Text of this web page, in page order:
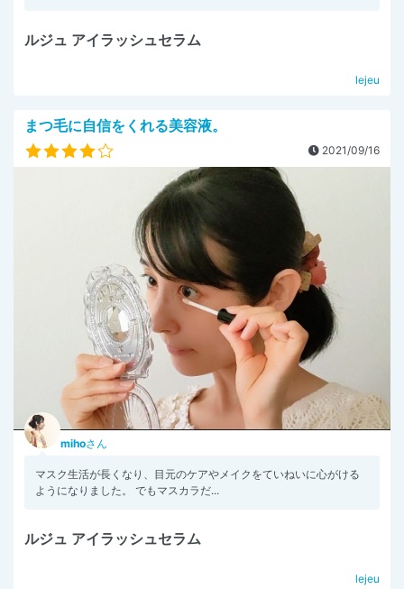
ルジュ アイラッシュセラム
lejeu
まつ毛に自信をくれる美容液。
2021/09/16
mihoさん
マスク生活が長くなり、目元のケアやメイクをていねいに心がける
ようになりました。 でもマスカラだ...
ルジュ アイラッシュセラム
lejeu